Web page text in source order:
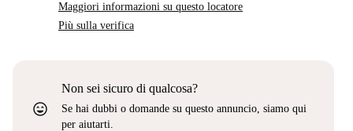
Maggiori informazioni su questo locatore
Più sulla verifica
sentiment_very_satisfied
Non sei sicuro di qualcosa?
Se hai dubbi o domande su questo annuncio, siamo qui
per aiutarti.